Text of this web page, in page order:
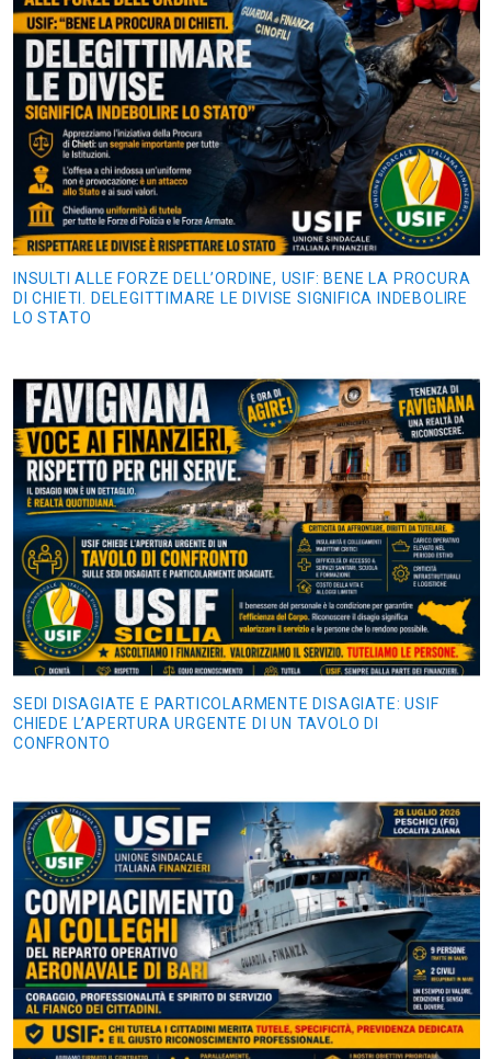
INSULTI ALLE FORZE DELL’ORDINE, USIF: BENE LA PROCURA
DI CHIETI. DELEGITTIMARE LE DIVISE SIGNIFICA INDEBOLIRE
LO STATO
SEDI DISAGIATE E PARTICOLARMENTE DISAGIATE: USIF
CHIEDE L’APERTURA URGENTE DI UN TAVOLO DI
CONFRONTO